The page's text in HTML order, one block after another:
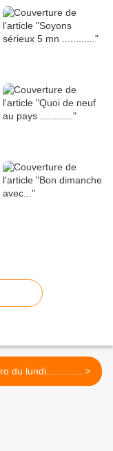
La rétro du lundi............. >